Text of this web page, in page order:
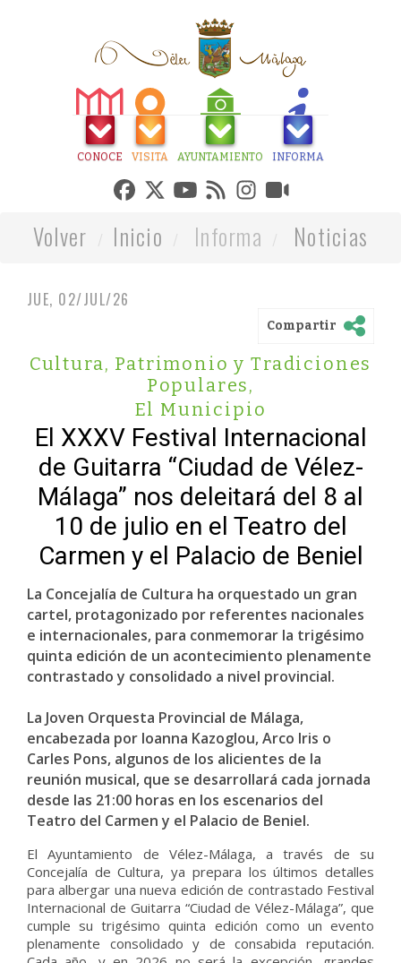
CONOCE VISITA AYUNTAMIENTO INFORMA
Volver Inicio Informa Noticias
JUE, 02/JUL/26
Compartir
Cultura, Patrimonio y Tradiciones
Populares,
El Municipio
El XXXV Festival Internacional
de Guitarra “Ciudad de Vélez-
Málaga” nos deleitará del 8 al
10 de julio en el Teatro del
Carmen y el Palacio de Beniel
La Concejalía de Cultura ha orquestado un gran
cartel, protagonizado por referentes nacionales
e internacionales, para conmemorar la trigésimo
quinta edición de un acontecimiento plenamente
contrastado y consolidado a nivel provincial.
La Joven Orquesta Provincial de Málaga,
encabezada por Ioanna Kazoglou, Arco Iris o
Carles Pons, algunos de los alicientes de la
reunión musical, que se desarrollará cada jornada
desde las 21:00 horas en los escenarios del
Teatro del Carmen y el Palacio de Beniel.
El Ayuntamiento de Vélez-Málaga, a través de su
Concejalía de Cultura, ya prepara los últimos detalles
para albergar una nueva edición de contrastado Festival
Internacional de Guitarra “Ciudad de Vélez-Málaga”, que
cumple su trigésimo quinta edición como un evento
plenamente consolidado y de consabida reputación.